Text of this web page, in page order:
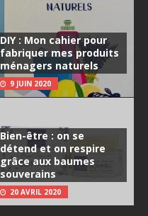
DIY : Mon cahier pour
fabriquer mes produits
ménagers naturels
9 JUIN 2020
Bien-être : on se
détend et on respire
grâce aux baumes
souverains
20 AVRIL 2020